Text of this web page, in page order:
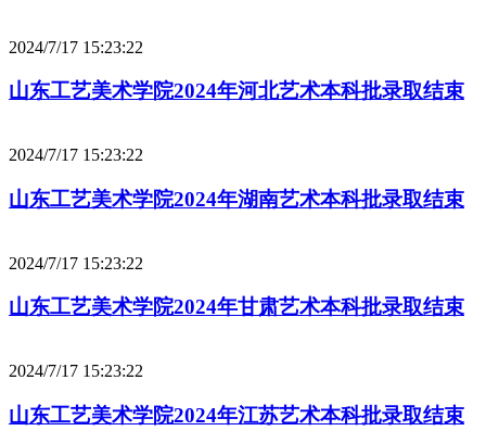
2024/7/17 15:23:22
山东工艺美术学院2024年河北艺术本科批录取结束
2024/7/17 15:23:22
山东工艺美术学院2024年湖南艺术本科批录取结束
2024/7/17 15:23:22
山东工艺美术学院2024年甘肃艺术本科批录取结束
2024/7/17 15:23:22
山东工艺美术学院2024年江苏艺术本科批录取结束